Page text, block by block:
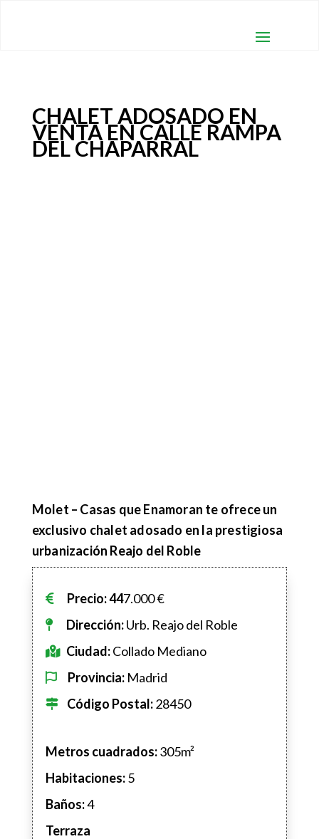
CHALET ADOSADO EN
VENTA EN CALLE RAMPA
DEL CHAPARRAL
Molet – Casas que Enamoran te ofrece un
exclusivo chalet adosado en la prestigiosa
urbanización Reajo del Roble
Precio: 447.000€
Dirección:Urb. Reajo del Roble
Ciudad:Collado Mediano
Provincia:Madrid
Código Postal:28450
Metros cuadrados:305m²
Habitaciones:5
Baños:4
Terraza